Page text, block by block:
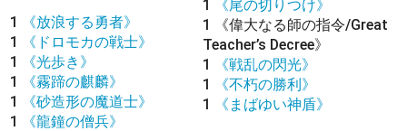
1
《放浪する勇者》
1
《ドロモカの戦士》
1
《光歩き》
1
《霧蹄の麒麟》
1
《砂造形の魔道士》
1
《龍鐘の僧兵》
1
《尾の切りつけ》
1
《偉大なる師の指令/Great
Teacher’s Decree》
1
《戦乱の閃光》
1
《不朽の勝利》
1
《まばゆい神盾》